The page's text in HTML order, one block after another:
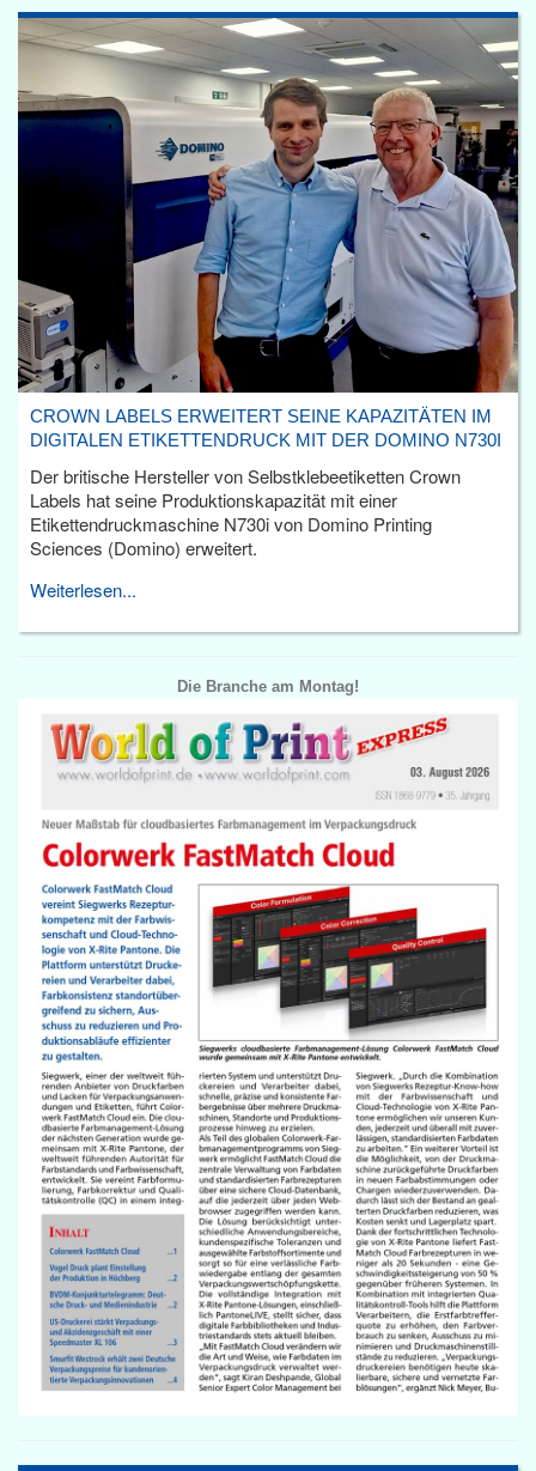
CROWN LABELS ERWEITERT SEINE KAPAZITÄTEN IM
DIGITALEN ETIKETTENDRUCK MIT DER DOMINO N730I
Der britische Hersteller von Selbstklebeetiketten Crown
Labels hat seine Produktionskapazität mit einer
Etikettendruckmaschine N730i von Domino Printing
Sciences (Domino) erweitert.
Weiterlesen...
Die Branche am Montag!